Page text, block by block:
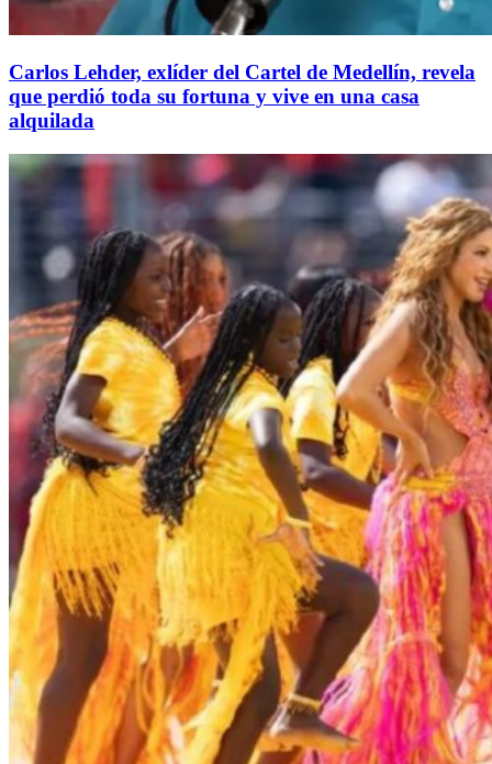
Carlos Lehder, exlíder del Cartel de Medellín, revela
que perdió toda su fortuna y vive en una casa
alquilada